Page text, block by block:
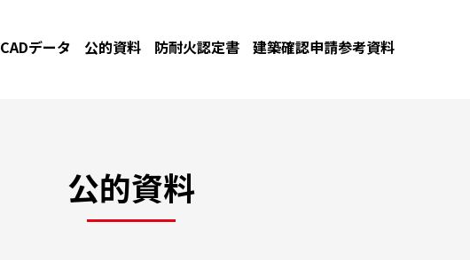
CADデータ 公的資料 防耐火認定書 建築確認申請参考資料
公的資料